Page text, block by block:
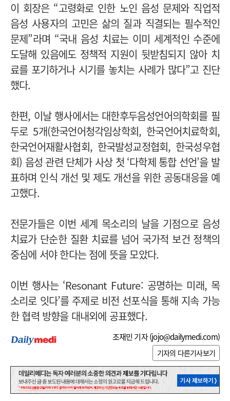
이 회장은 “고령화로 인한 노인 음성 문제와 직업적
음성 사용자의 고민은 삶의 질과 직결되는 필수적인
문제”라며 “국내 음성 치료는 이미 세계적인 수준에
도달해 있음에도 정책적 지원이 뒷받침되지 않아 치
료를 포기하거나 시기를 놓치는 사례가 많다”고 진단
했다.
한편, 이날 행사에서는 대한후두음성언어의학회를 필
두로 5개(한국언어청각임상학회, 한국언어치료학회,
한국언어재활사협회, 한국발성교정협회, 한국성우협
회) 음성 관련 단체가 사상 첫 ‘다학제 통합 선언’을 발
표하며 인식 개선 및 제도 개선을 위한 공동대응을 예
고했다.
전문가들은 이번 세계 목소리의 날을 기점으로 음성
치료가 단순한 질환 치료를 넘어 국가적 보건 정책의
중심에 서야 한다는 점에 뜻을 모았다.
이번 행사는 ‘Resonant Future: 공명하는 미래, 목
소리로 잇다’를 주제로 비전 선포식을 통해 지속 가능
한 협력 방향을 대내외에 공표했다.
조재민 기자 (jojo@dailymedi.com)
기자의 다른기사보기